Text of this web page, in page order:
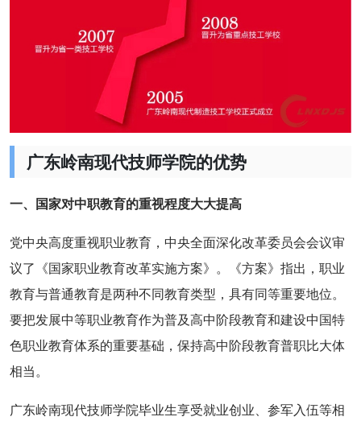
广东岭南现代技师学院的优势
一、国家对中职教育的重视程度大大提高
党中央高度重视职业教育，中央全面深化改革委员会会议审
议了《国家职业教育改革实施方案》。《方案》指出，职业
教育与普通教育是两种不同教育类型，具有同等重要地位。
要把发展中等职业教育作为普及高中阶段教育和建设中国特
色职业教育体系的重要基础，保持高中阶段教育普职比大体
相当。
广东岭南现代技师学院毕业生享受就业创业、参军入伍等相